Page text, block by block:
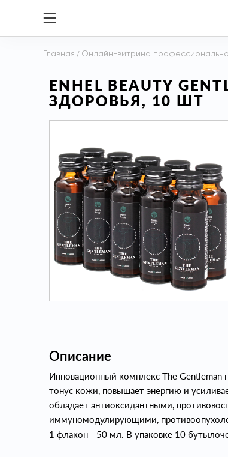
Главная / Онлайн-витрина
ENHEL BEAUTY
ЗДОРОВЬЯ, 10 ШТ
Описание
Инновационный комплекс The Gentleman
тонус кожи, повышает энергию и
обладает антиоксидантными,
иммуномодулирующими,
1 флакон - 50 мл. В упаковке 10